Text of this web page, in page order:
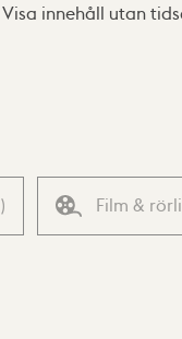
Visa innehåll utan
) Film &